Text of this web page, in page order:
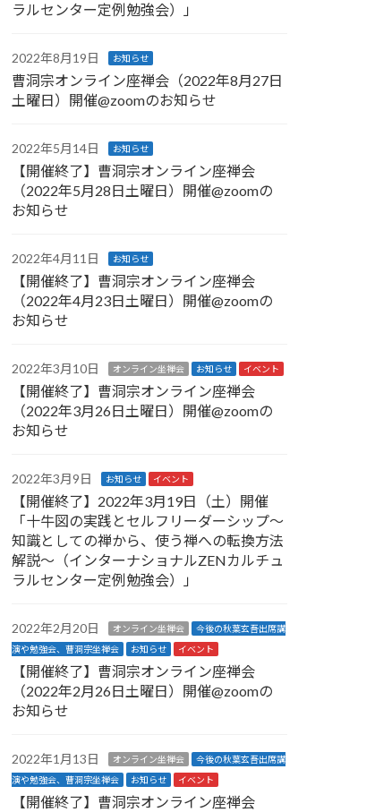
ラルセンター定例勉強会）」
2022年8月19日 お知らせ
曹洞宗オンライン座禅会（2022年8月27日
土曜日）開催@zoomのお知らせ
2022年5月14日 お知らせ
【開催終了】曹洞宗オンライン座禅会
（2022年5月28日土曜日）開催@zoomの
お知らせ
2022年4月11日 お知らせ
【開催終了】曹洞宗オンライン座禅会
（2022年4月23日土曜日）開催@zoomの
お知らせ
2022年3月10日 オンライン坐禅会 お知らせ イベント
【開催終了】曹洞宗オンライン座禅会
（2022年3月26日土曜日）開催@zoomの
お知らせ
2022年3月9日 お知らせ イベント
【開催終了】2022年3月19日（土）開催
「十牛図の実践とセルフリーダーシップ〜
知識としての禅から、使う禅への転換方法
解説〜（インターナショナルZENカルチュ
ラルセンター定例勉強会）」
2022年2月20日 オンライン坐禅会
今後の秋葉玄吾出席講
演や勉強会、曹洞宗坐禅会
お知らせ イベント
【開催終了】曹洞宗オンライン座禅会
（2022年2月26日土曜日）開催@zoomの
お知らせ
2022年1月13日 オンライン坐禅会
今後の秋葉玄吾出席講
演や勉強会、曹洞宗坐禅会
お知らせ イベント
【開催終了】曹洞宗オンライン座禅会